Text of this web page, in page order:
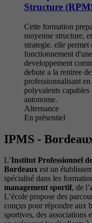
Structure
Cette formation
moyenne structure,
strategie. elle
fonctionnement
developpement
debute a la rentree
professionnalisant
polyvalents
autonome.
Alternance
En présentiel
IPMS -
L’Institut Professionnel
Bordeaux est un
spécialisé dans les
management sportif, de l’
L’école propose des
conçus pour répondre aux
sportives, des associations